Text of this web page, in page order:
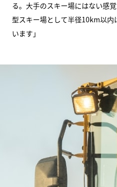
る。大手のスキー場にはない感
型スキー場として半径10km以
います」